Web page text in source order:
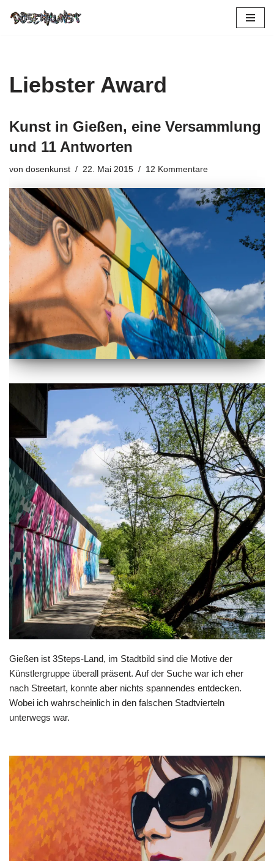
Liebster Award
Kunst in Gießen, eine Versammlung
und 11 Antworten
von dosenkunst 22. Mai 2015 12 Kommentare
Gießen ist 3Steps-Land, im Stadtbild sind die Motive der
Künstlergruppe überall präsent. Auf der Suche war ich eher
nach Streetart, konnte aber nichts spannendes entdecken.
Wobei ich wahrscheinlich in den falschen Stadtvierteln
unterwegs war.